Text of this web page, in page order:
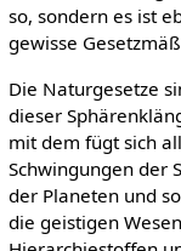
so, sondern es ist
gewisse
Die Naturgesetze
dieser
mit dem fügt sich
Schwingungen der
der Planeten und
die geistigen